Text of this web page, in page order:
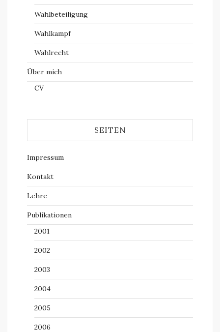
Wahlbeteiligung
Wahlkampf
Wahlrecht
Über mich
CV
SEITEN
Impressum
Kontakt
Lehre
Publikationen
2001
2002
2003
2004
2005
2006